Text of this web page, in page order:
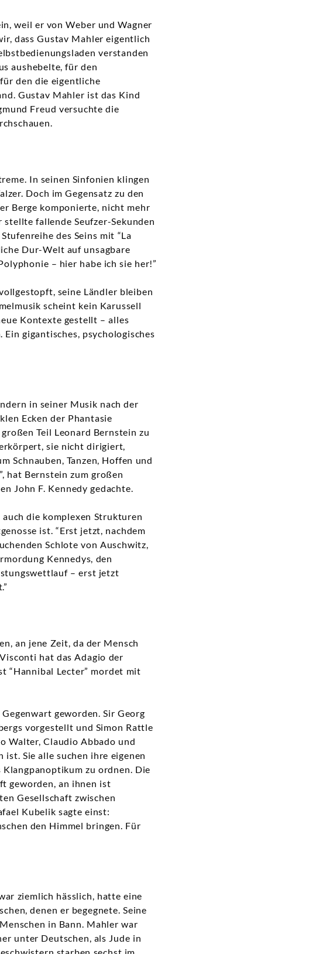
weil er von Weber und Wagner
dass Gustav Mahler eigentlich
verstanden
aushebelte, für den
den die eigentliche
Gustav Mahler ist das Kind
Freud versuchte die
In seinen Sinfonien klingen
Doch im Gegensatz zu den
Berge komponierte, nicht mehr
fallende Seufzer-Sekunden
des Seins mit “La
Dur-Welt auf unsagbare
– hier habe ich sie her!”
seine Ländler bleiben
scheint kein Karussell
Kontexte gestellt – alles
gigantisches, psychologisches
in seiner Musik nach der
Ecken der Phantasie
Teil Leonard Bernstein zu
sie nicht dirigiert,
Schnauben, Tanzen, Hoffen und
hat Bernstein zum großen
John F. Kennedy gedachte.
die komplexen Strukturen
ist. “Erst jetzt, nachdem
Schlote von Auschwitz,
Kennedys, den
– erst jetzt
an jene Zeit, da der Mensch
hat das Adagio der
“Hannibal Lecter” mordet mit
geworden. Sir Georg
vorgestellt und Simon Rattle
Walter, Claudio Abbado und
ist. Sie alle suchen ihre eigenen
zu ordnen. Die
geworden, an ihnen ist
Gesellschaft zwischen
Kubelik sagte einst:
den Himmel bringen. Für
ziemlich hässlich, hatte eine
denen er begegnete. Seine
in Bann. Mahler war
unter Deutschen, als Jude in